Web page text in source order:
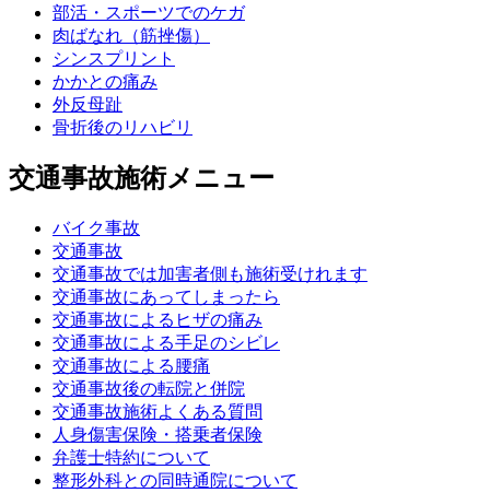
部活・スポーツでのケガ
肉ばなれ（筋挫傷）
シンスプリント
かかとの痛み
外反母趾
骨折後のリハビリ
交通事故施術メニュー
バイク事故
交通事故
交通事故では加害者側も施術受けれます
交通事故にあってしまったら
交通事故によるヒザの痛み
交通事故による手足のシビレ
交通事故による腰痛
交通事故後の転院と併院
交通事故施術よくある質問
人身傷害保険・搭乗者保険
弁護士特約について
整形外科との同時通院について